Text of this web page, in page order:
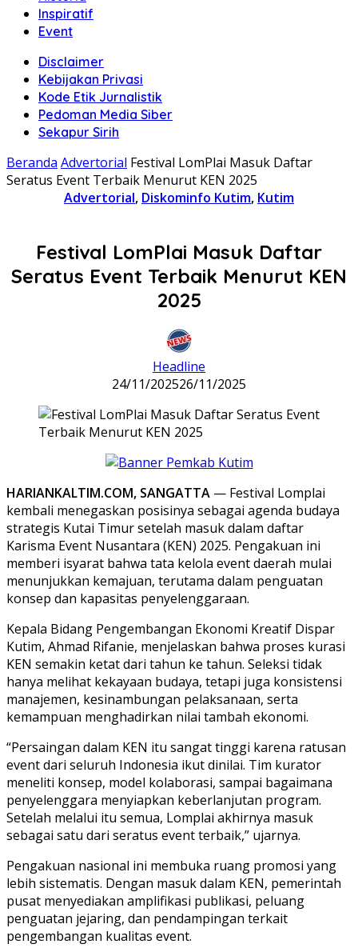
Inspiratif
Event
Disclaimer
Kebijakan Privasi
Kode Etik Jurnalistik
Pedoman Media Siber
Sekapur Sirih
Beranda Advertorial Festival LomPlai Masuk Daftar
Seratus Event Terbaik Menurut KEN 2025
Advertorial, Diskominfo Kutim, Kutim
Festival LomPlai Masuk Daftar
Seratus Event Terbaik Menurut KEN
2025
Headline
24/11/202526/11/2025
HARIANKALTIM.COM, SANGATTA — Festival Lomplai
kembali menegaskan posisinya sebagai agenda budaya
strategis Kutai Timur setelah masuk dalam daftar
Karisma Event Nusantara (KEN) 2025. Pengakuan ini
memberi isyarat bahwa tata kelola event daerah mulai
menunjukkan kemajuan, terutama dalam penguatan
konsep dan kapasitas penyelenggaraan.
Kepala Bidang Pengembangan Ekonomi Kreatif Dispar
Kutim, Ahmad Rifanie, menjelaskan bahwa proses kurasi
KEN semakin ketat dari tahun ke tahun. Seleksi tidak
hanya melihat kekayaan budaya, tetapi juga konsistensi
manajemen, kesinambungan pelaksanaan, serta
kemampuan menghadirkan nilai tambah ekonomi.
“Persaingan dalam KEN itu sangat tinggi karena ratusan
event dari seluruh Indonesia ikut dinilai. Tim kurator
meneliti konsep, model kolaborasi, sampai bagaimana
penyelenggara menyiapkan keberlanjutan program.
Setelah melalui itu semua, Lomplai akhirnya masuk
sebagai satu dari seratus event terbaik,” ujarnya.
Pengakuan nasional ini membuka ruang promosi yang
lebih sistematis. Dengan masuk dalam KEN, pemerintah
pusat menyediakan amplifikasi publikasi, peluang
penguatan jejaring, dan pendampingan terkait
pengembangan kualitas event.